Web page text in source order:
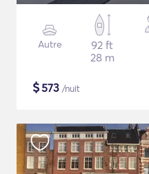
Autre
92 ft
28 m
$573 /nuit